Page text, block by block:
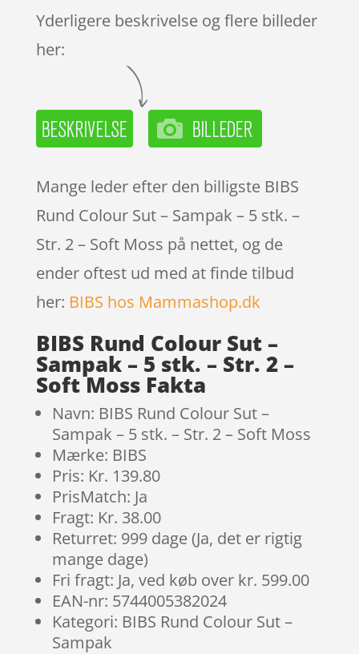
ømmels
er
Yderligere beskrivelse og flere billeder
her:
Mange leder efter den billigste BIBS
Rund Colour Sut – Sampak – 5 stk. –
Str. 2 – Soft Moss på nettet, og de
ender oftest ud med at finde tilbud
her: BIBS hos Mammashop.dk
BIBS Rund Colour Sut –
Sampak – 5 stk. – Str. 2 –
Soft Moss Fakta
Navn: BIBS Rund Colour Sut –
Sampak – 5 stk. – Str. 2 – Soft Moss
Mærke: BIBS
Pris: Kr. 139.80
PrisMatch: Ja
Fragt: Kr. 38.00
Returret: 999 dage (Ja, det er rigtig
mange dage)
Fri fragt: Ja, ved køb over kr. 599.00
EAN-nr: 5744005382024
Kategori: BIBS Rund Colour Sut –
Sampak